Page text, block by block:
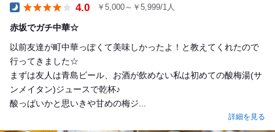
4.0 ￥5,000～￥5,999/1人
赤坂でガチ中華☆
以前友達が町中華っぽくて美味しかったよ！と教えてくれたので
行ってきました☆
まずは友人は青島ビール、お酒が飲めない私は初めての酸梅湯(サ
ンメイタン)ジュースで乾杯♪
酸っぱいかと思いきや甘めの梅ジ...
詳細を見る